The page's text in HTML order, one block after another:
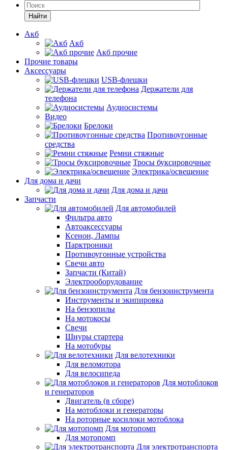
Найти
Акб
Акб
Акб прочие
Прочие товары
Аксессуары
USB-флешки
Держатели для
телефона
Аудиосистемы
Видео
Брелоки
Противоугонные
средства
Ремни стяжные
Тросы буксировочные
Электрика/освещение
Для дома и дачи
Для дома и дачи
Запчасти
Для автомобилей
Фильтра авто
Автоаксессуары
Ксенон, Лампы
Парктроники
Противоугонные устройства
Свечи авто
Запчасти (Китай)
Электрооборудование
Для бензоинструмента
Инструменты и экипировка
На бензопилы
На мотокосы
Свечи
Шнуры стартера
На мотобуры
Для велотехники
Для веломотора
Для велосипеда
Для мотоблоков
и генераторов
Двигатель (в сборе)
На мотоблоки и генераторы
На роторные косилоки мотоблока
Для мотопомп
Для мотопомп
Для электротранспорта